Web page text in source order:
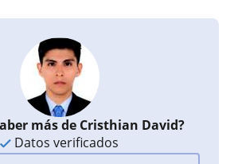
más de Cristhian David?
Datos verificados